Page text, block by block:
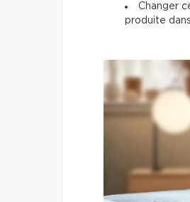
Changer
produite